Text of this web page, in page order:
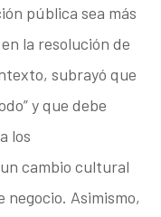
pública sea más
la resolución de
subrayó que
y que debe
los
cambio cultural
negocio. Asimismo,